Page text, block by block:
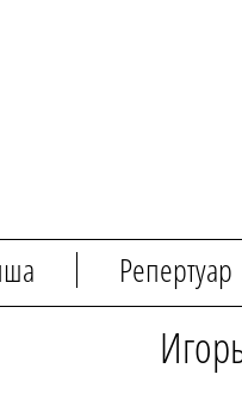
Репертуар